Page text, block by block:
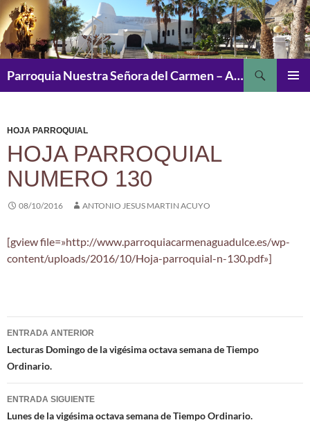
Saltar
al
contenido
Parroquia Nuestra Señora del Carmen – Aguadulce
HOJA PARROQUIAL
HOJA PARROQUIAL
NUMERO 130
08/10/2016 ANTONIO JESUS MARTIN ACUYO
[gview file=»http://www.parroquiacarmenaguadulce.es/wp-
content/uploads/2016/10/Hoja-parroquial-n-130.pdf»]
Navegación
de
entradas
ENTRADA ANTERIOR
Lecturas Domingo de la vigésima octava semana de Tiempo
Ordinario.
ENTRADA SIGUIENTE
Lunes de la vigésima octava semana de Tiempo Ordinario.